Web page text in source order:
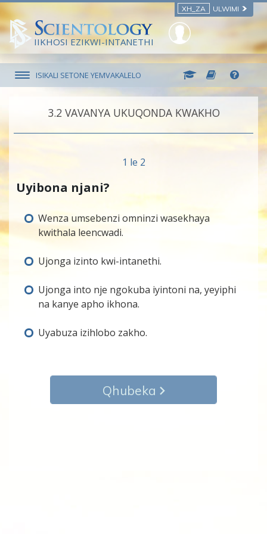
XH_ZA ULWIMI
IIKHOSI EZIKWI-INTANETHI
ISIKALI SETONE YEMVAKALELO
3.‎2 VAVANYA UKUQONDA KWAKHO
1 le 2
Uyibona njani?
Wenza umsebenzi omninzi wasekhaya
kwithala leencwadi.
Ujonga izinto kwi-intanethi.
Ujonga into nje ngokuba iyintoni na, yeyiphi
na kanye apho ikhona.
Uyabuza izihlobo zakho.
Qhubeka